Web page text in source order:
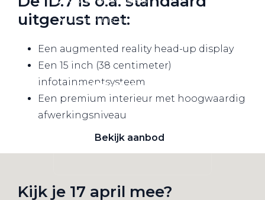
Alle elektrische auto's
Elektrisch rijden
Bekijk ons aanbod
Bekijk aanbod
uitgerust met:
Een augmented reality head-up display
Een 15 inch (38 centimeter)
infotainmentsysteem
Een premium interieur met hoogwaardig
afwerkingsniveau
Kijk je 17 april mee?